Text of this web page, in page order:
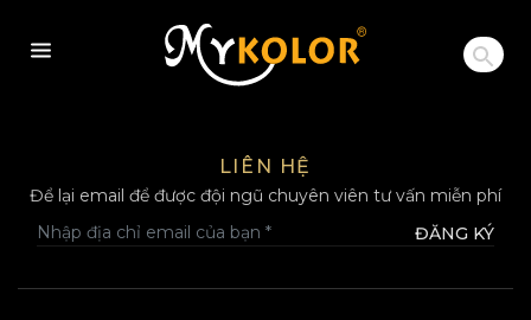
MYKOLOR
LIÊN HỆ
Để lại email để được đội ngũ chuyên viên tư vấn miễn phí
ĐĂNG KÝ